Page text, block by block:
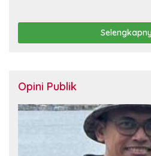
Opini Publik